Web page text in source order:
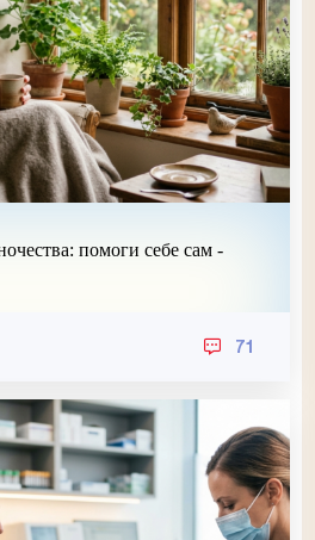
помоги себе сам -
71